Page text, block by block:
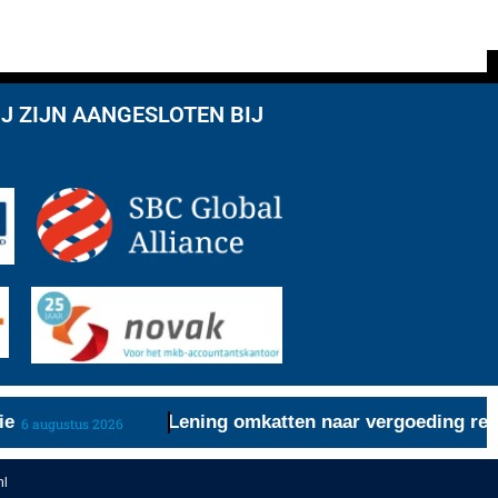
ZIJN AANGESLOTEN BIJ
2026 Lening omkatten naar vergoeding redt